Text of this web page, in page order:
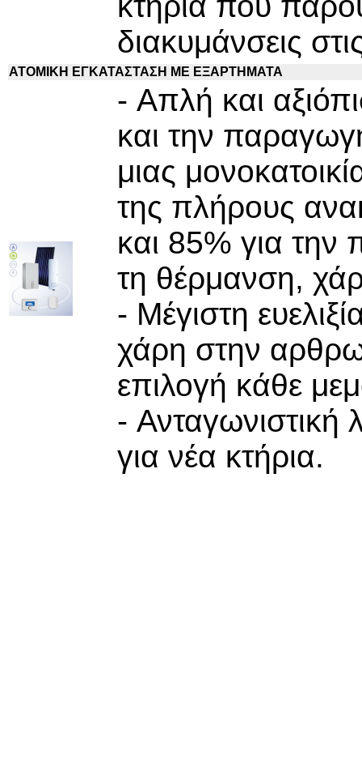
διακυμάνσεις
ΑΤΟΜΙΚΗ ΕΓΚΑΤΑΣΤΑΣΗ ΜΕ ΕΞΑΡΤΗΜΑΤΑ
- Απλή και
και την
μιας
της πλήρους
και 85% για
τη θέρμανση,
- Μέγιστη
χάρη στην
επιλογή κάθε
- Ανταγωνιστική
για νέα κτήρια.